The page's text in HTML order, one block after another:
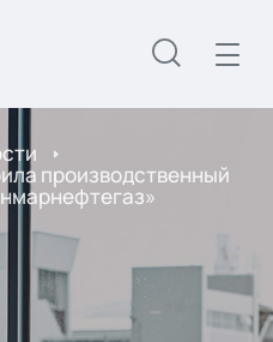
производственный